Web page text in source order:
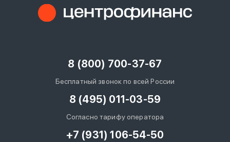
8 (800) 700-37-67
Бесплатный звонок по всей России
8 (495) 011-03-59
Согласно тарифу оператора
+7 (931) 106-54-50